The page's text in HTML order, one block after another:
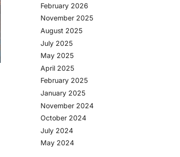
February 2026
November 2025
August 2025
July 2025
May 2025
April 2025
February 2025
January 2025
November 2024
October 2024
July 2024
May 2024